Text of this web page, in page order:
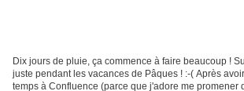
Dix jours de pluie, ça commence à faire beaucoup !
juste pendant les vacances de Pâques ! :-( Après
temps à Confluence (parce que j'adore me promener